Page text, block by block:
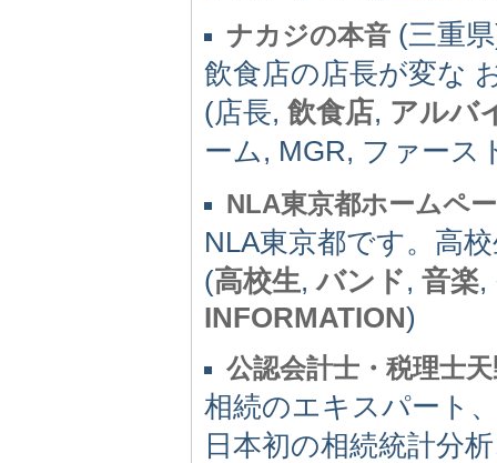
ナカジの本音 (三重
飲食店の店長が変な
(店長, 飲食店, アルバ
ーム, MGR, ファース
NLA東京都ホームペ
NLA東京都です。高
(高校生,バンド, 音楽,
INFORMATION)
公認会計士・税理士
相続のエキスパート
日本初の相続統計分